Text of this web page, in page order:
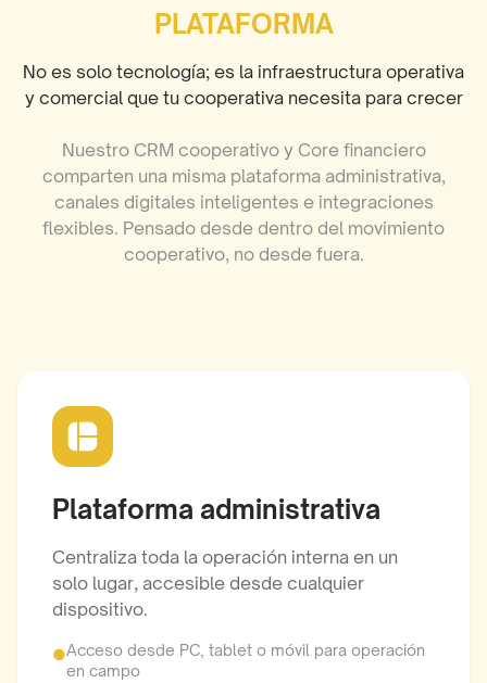
PLATAFORMA
No es solo tecnología; es la infraestructura operativa
y comercial que tu cooperativa necesita para crecer
Nuestro CRM cooperativo y Core financiero
comparten una misma plataforma administrativa,
canales digitales inteligentes e integraciones
flexibles. Pensado desde dentro del movimiento
cooperativo, no desde fuera.
Plataforma administrativa
Centraliza toda la operación interna en un
solo lugar, accesible desde cualquier
dispositivo.
●Acceso desde PC, tablet o móvil para operación
en campo